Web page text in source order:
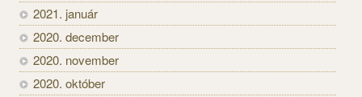
2021. január
2020. december
2020. november
2020. október